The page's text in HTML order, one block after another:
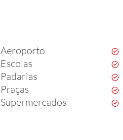
Aeroporto
Escolas
Padarias
Praças
Supermercados